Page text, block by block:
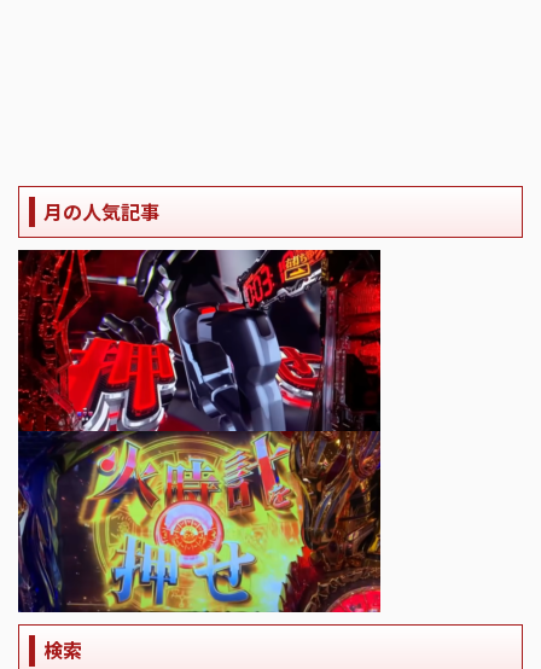
月の人気記事
検索